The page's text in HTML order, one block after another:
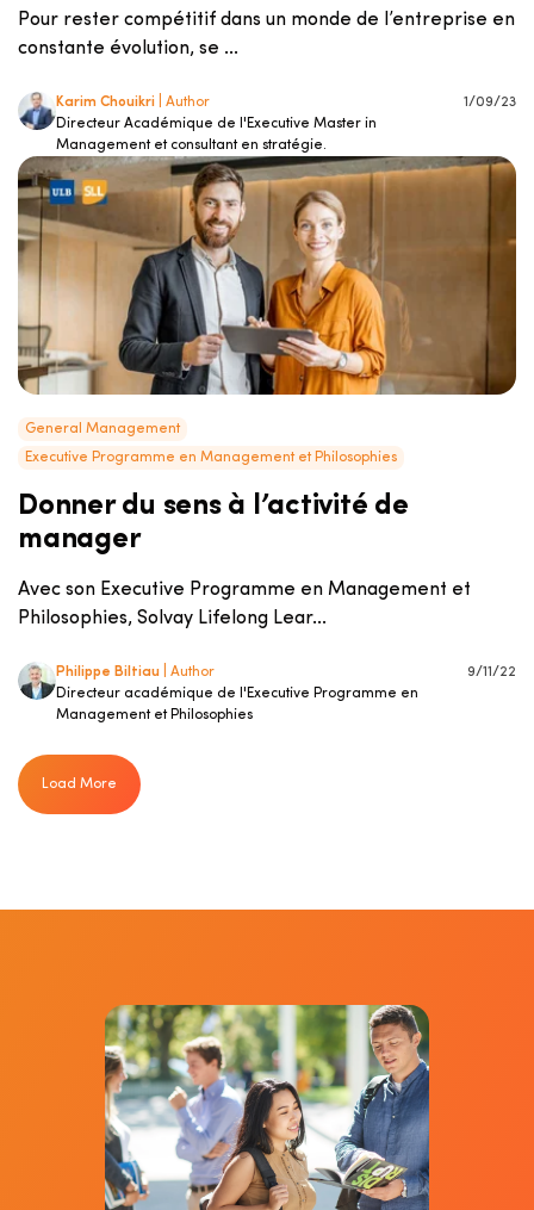
Pour rester compétitif dans un monde de l’entreprise en
constante évolution, se ...
Karim Chouikri
| Author
Directeur Académique de l'Executive Master in
Management et consultant en stratégie.
1/09/23
General Management
Executive Programme en Management et Philosophies
Donner du sens à l’activité de
manager
Avec son Executive Programme en Management et
Philosophies, Solvay Lifelong Lear...
Philippe Biltiau
| Author
Directeur académique de l'Executive Programme en
Management et Philosophies
9/11/22
Load More